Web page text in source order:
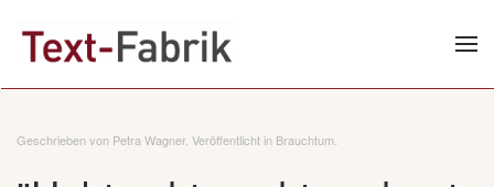
Zum Hauptinhalt springen
Geschrieben von Petra Wagner. Veröffentlicht in Brauchtum